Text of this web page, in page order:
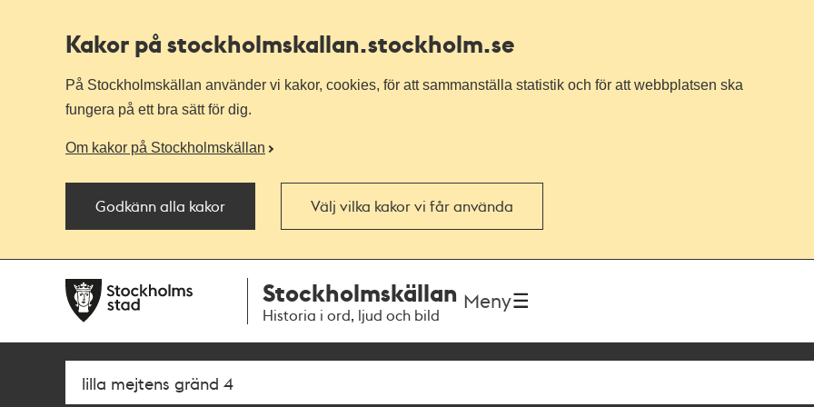
Kakor på stockholmskallan.stockholm.se
På Stockholmskällan använder vi kakor, cookies, för att sammanställa statistik och för att webbplatsen ska
fungera på ett bra sätt för dig.
Om kakor på Stockholmskällan
Godkänn alla kakor Välj vilka kakor vi får använda
navigationen
huvudinnehållet
Stockholmskällan
Historia i ord, ljud och bild
Meny
Sök